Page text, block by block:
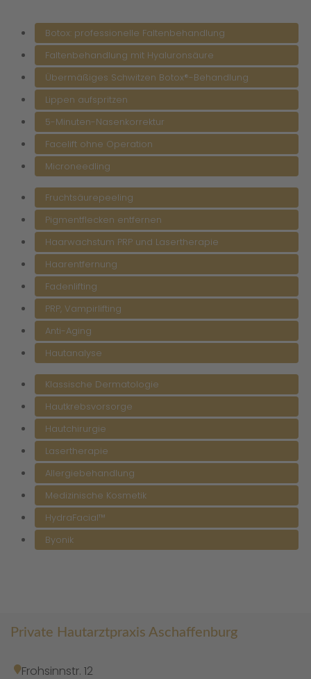
Botox: professionelle Faltenbehandlung
Faltenbehandlung mit Hyaluronsäure
Übermäßiges Schwitzen Botox®-Behandlung
Lippen aufspritzen
5-Minuten-Nasenkorrektur
Facelift ohne Operation
Microneedling
Fruchtsäurepeeling
Pigmentflecken entfernen
Haarwachstum PRP und Lasertherapie
Haarentfernung
Fadenlifting
PRP, Vampirlifting
Anti-Aging
Hautanalyse
Klassische Dermatologie
Hautkrebsvorsorge
Hautchirurgie
Lasertherapie
Allergiebehandlung
Medizinische Kosmetik
HydraFacial™
Byonik
Private Hautarztpraxis Aschaffenburg
Frohsinnstr. 12